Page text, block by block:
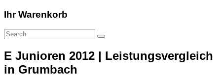
Ihr Warenkorb
E Junioren 2012 | Leistungsvergleich
in Grumbach